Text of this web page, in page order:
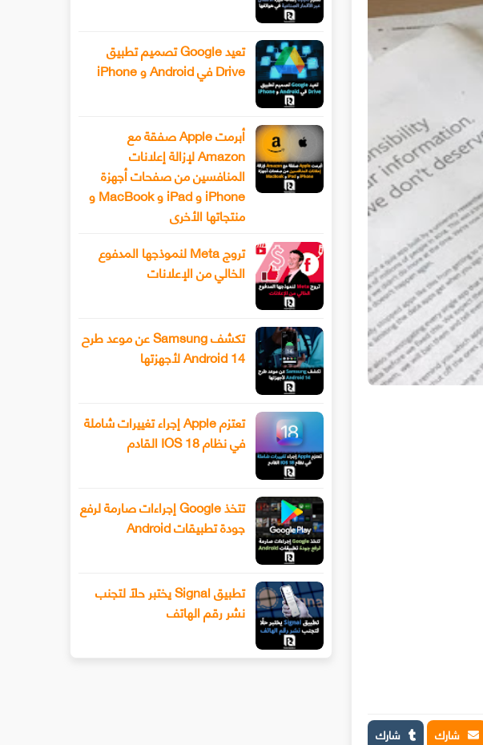
شارك شارك
تعيد Google تصميم تطبيق
Drive في Android و iPhone
أبرمت Apple صفقة مع
Amazon لإزالة إعلانات
المنافسين من صفحات أجهزة
iPhone و iPad و MacBook و
منتجاتها الأخرى
تروج Meta لنموذجها المدفوع
الخالي من الإعلانات
تكشف Samsung عن موعد طرح
Android 14 لأجهزتها
تعتزم Apple إجراء تغييرات شاملة
في نظام IOS 18 القادم
تتخذ Google إجراءات صارمة لرفع
جودة تطبيقات Android
تطبيق Signal يختبر حلًا لتجنب
نشر رقم الهاتف